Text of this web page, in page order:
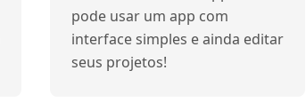
pode usar um app com
interface simples e ainda editar
seus projetos!